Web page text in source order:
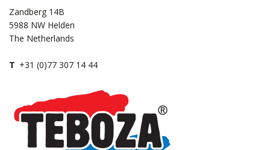
Zandberg 14B
5988 NW Helden
The Netherlands
T +31 (0)77 307 14 44